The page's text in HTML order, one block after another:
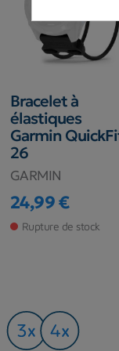
Bracelet à
élastiques
Garmin
26
GARMIN
Prix
24,99 €
Rupture de stock